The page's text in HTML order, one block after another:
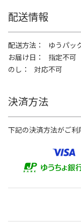
配送情報
配送方法
ゆうパッ
お届け日
指定不可
のし
対応不可
決済方法
下記の決済方法がご利